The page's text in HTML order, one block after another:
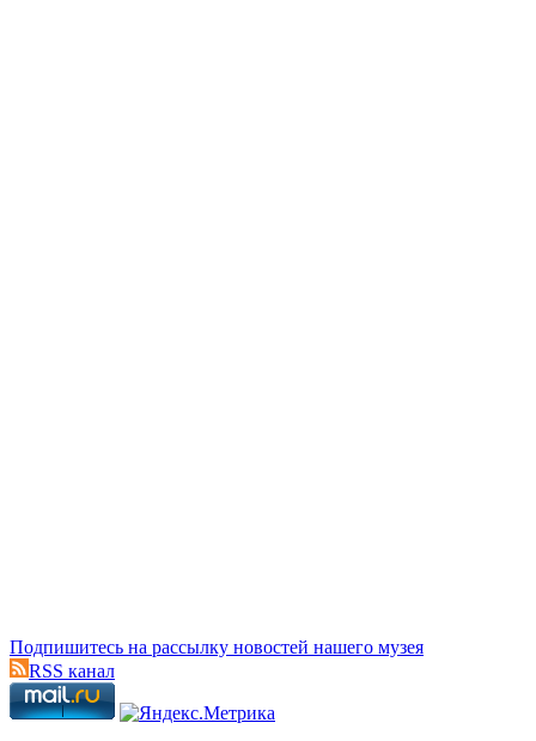
Подпишитесь на рассылку новостей нашего музея
RSS канал